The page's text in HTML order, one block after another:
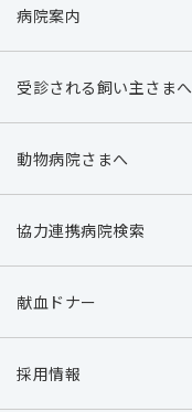
病院案内
受診される飼い主さまへ
動物病院さまへ
協力連携病院検索
献血ドナー
採用情報